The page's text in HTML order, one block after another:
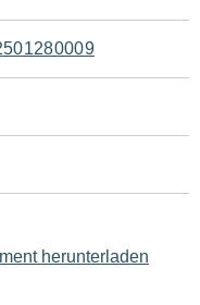
herunterladen